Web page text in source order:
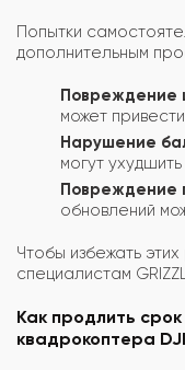
Попытки
дополнительным
Повреждение
может
Нарушение
могут
Повреждение
обновлений
Чтобы избежать
специалистам
Как продлить
квадрокоптера